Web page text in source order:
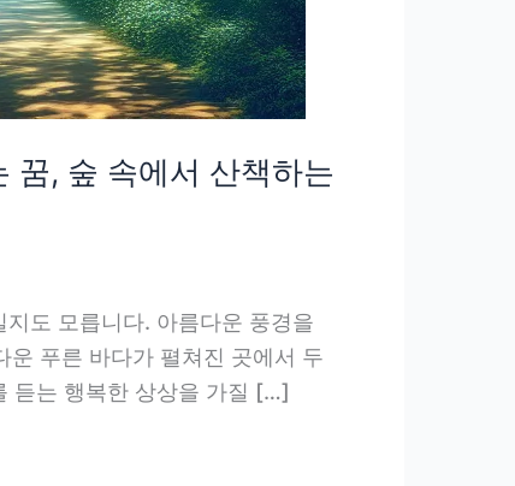
꿈, 숲 속에서 산책하는
도 모릅니다. 아름다운 풍경을
푸른 바다가 펼쳐진 곳에서 두
듣는 행복한 상상을 가질 […]